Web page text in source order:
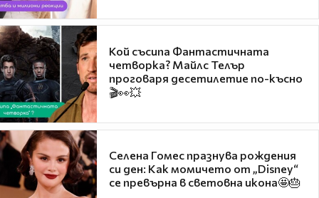
Кой съсипа Фантастичната
четворка? Майлс Телър
проговаря десетилетие по-късно
🎬👀💥
Селена Гомес празнува рождения
си ден: Как момичето от „Disney“
се превърна в световна икона🤩🎂